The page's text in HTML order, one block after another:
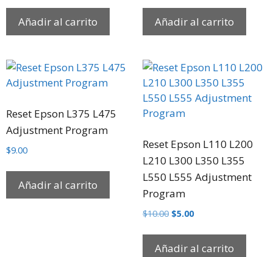
Añadir al carrito Añadir al carrito
Reset Epson L375 L475
Adjustment Program
$9.00
Añadir al carrito
Reset Epson L110 L200
L210 L300 L350 L355
L550 L555 Adjustment
Program
$10.00 $5.00
Añadir al carrito